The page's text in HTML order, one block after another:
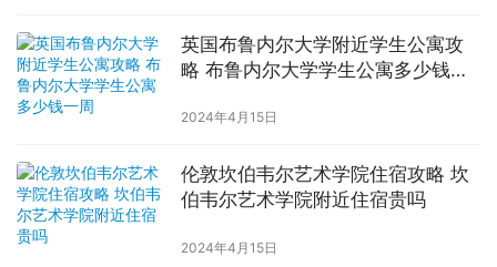
英国布鲁内尔大学附近学生公寓攻
略 布鲁内尔大学学生公寓多少钱一
2024年4月15日
伦敦坎伯韦尔艺术学院住宿攻略 坎
伯韦尔艺术学院附近住宿贵吗
2024年4月15日